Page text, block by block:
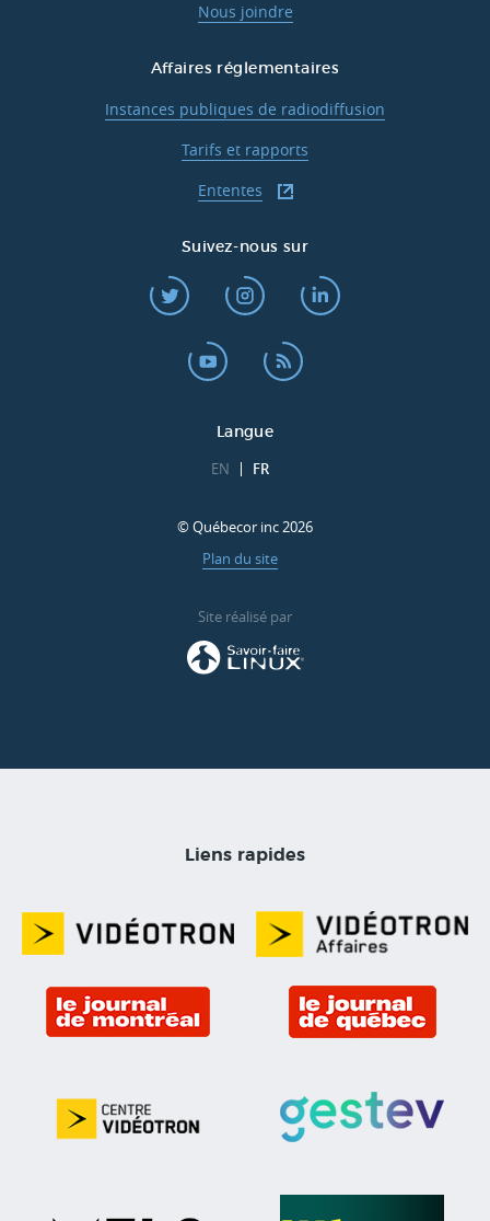
Nous joindre
Affaires réglementaires
Instances publiques de radiodiffusion
Tarifs et rapports
Ententes
Suivez-nous sur
Langue
EN FR
© Québecor inc 2026
Plan du site
Site réalisé par
Liens rapides